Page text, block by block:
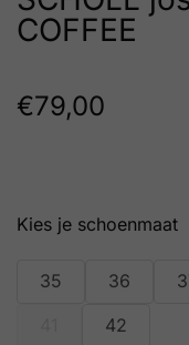
COFFEE
€79,00
schoenmaat
35 36
42